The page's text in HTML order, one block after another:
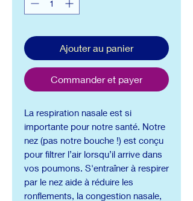
Ajouter au panier
Commander et payer
La respiration nasale est si
importante pour notre santé. Notre
nez (pas notre bouche !) est conçu
pour filtrer l’air lorsqu’il arrive dans
vos poumons. S'entraîner à respirer
par le nez aide à réduire les
ronflements, la congestion nasale,